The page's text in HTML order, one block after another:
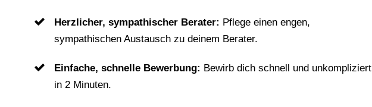
Herzlicher, sympathischer Berater: Pflege einen engen,
sympathischen Austausch zu deinem Berater.
Einfache, schnelle Bewerbung: Bewirb dich schnell und unkompliziert
in 2 Minuten.